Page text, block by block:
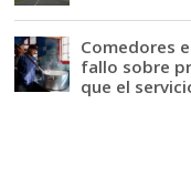
Comedores
fallo sobre
que el